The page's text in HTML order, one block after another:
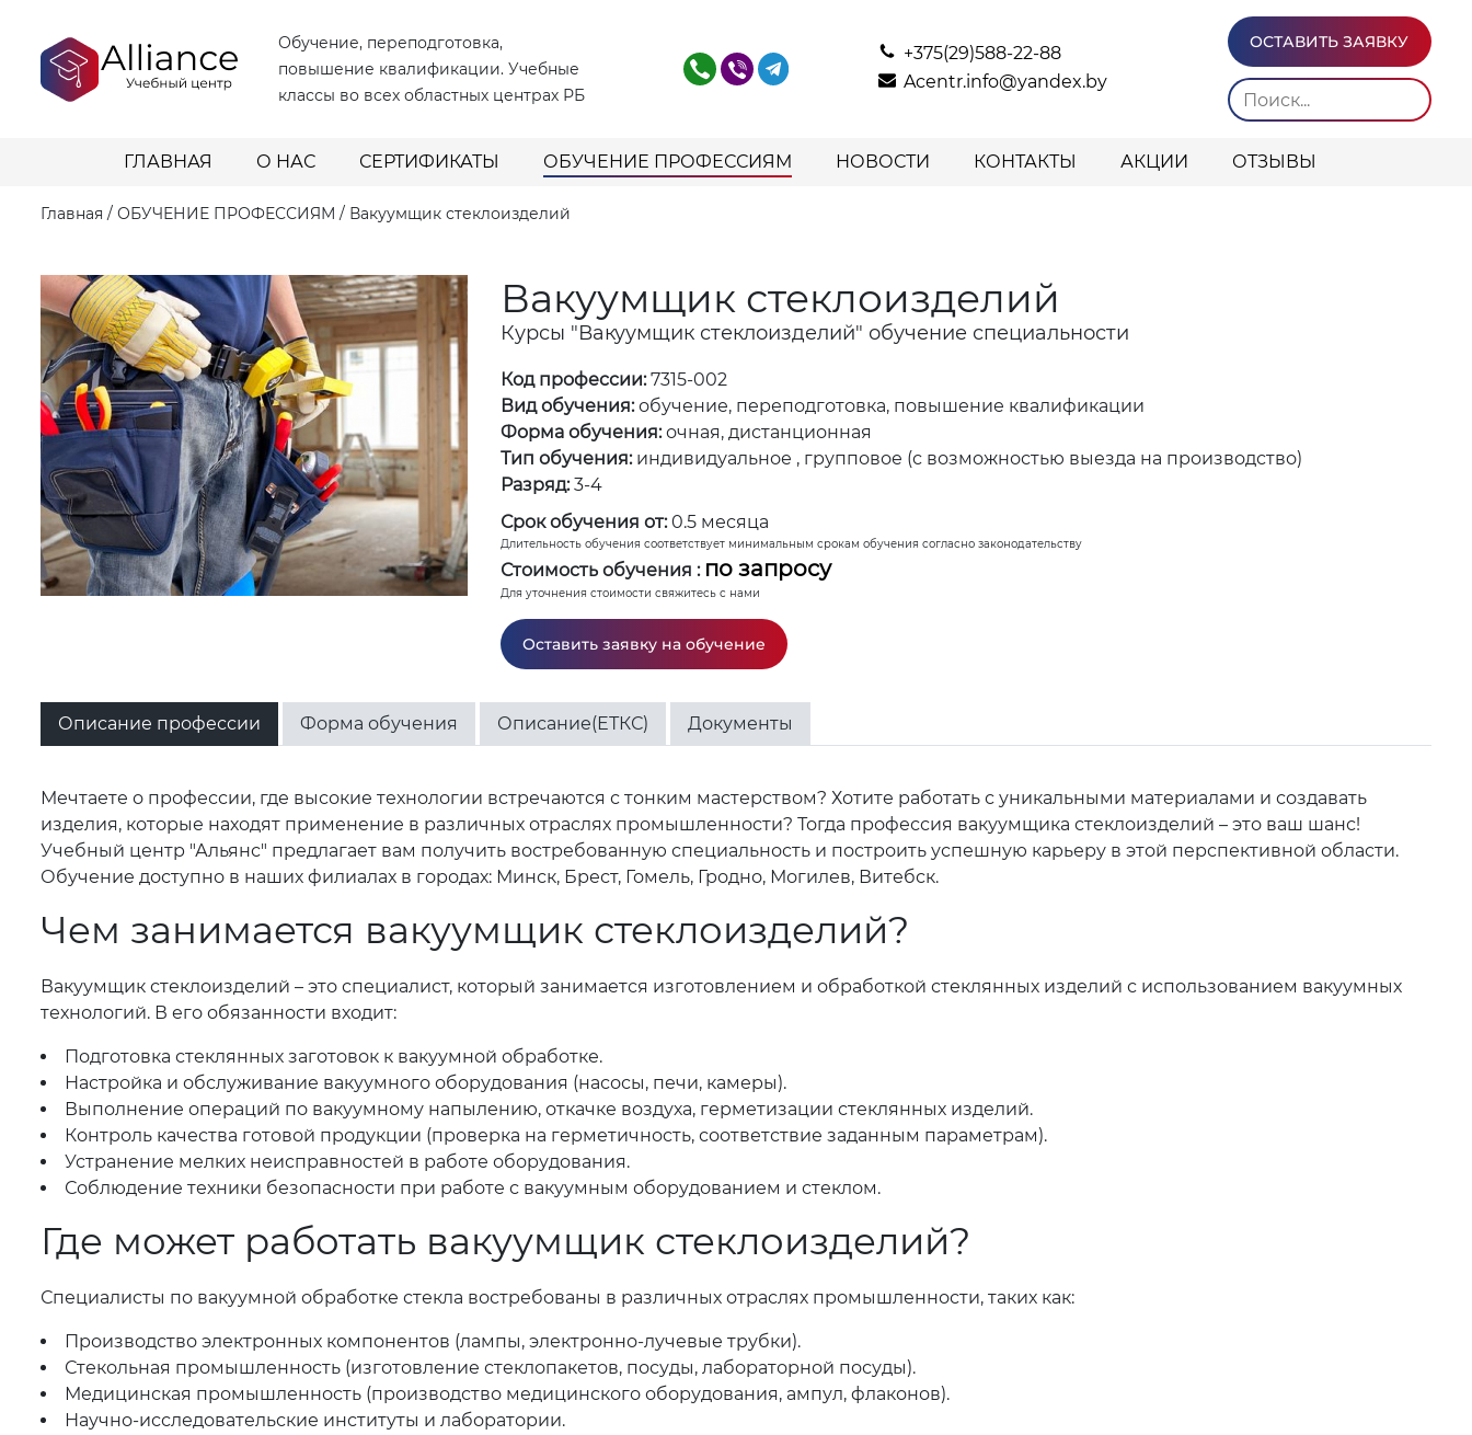
Обучение, переподготовка,
повышение квалификации. Учебные
классы во всех областных центрах РБ
+375(29)588-22-88
Acentr.info@yandex.by
ОСТАВИТЬ ЗАЯВКУ
ГЛАВНАЯ О НАС СЕРТИФИКАТЫ ОБУЧЕНИЕ ПРОФЕССИЯМ НОВОСТИ КОНТАКТЫ АКЦИИ ОТЗЫВЫ
Главная / ОБУЧЕНИЕ ПРОФЕССИЯМ / Вакуумщик стеклоизделий
Вакуумщик стеклоизделий
Курсы "Вакуумщик стеклоизделий" обучение специальности
Код профессии:7315-002
Вид обучения: обучение, переподготовка, повышение квалификации
Форма обучения: очная, дистанционная
Тип обучения: индивидуальное , групповое (с возможностью выезда на производство)
Разряд: 3-4
Срок обучения от: 0.5 месяца
Длительность обучения соответствует минимальным срокам обучения согласно законодательству
Стоимость обучения : по запросу
Для уточнения стоимости свяжитесь с нами
Оставить заявку на обучение
Описание профессии Форма обучения Описание(ЕТКС) Документы
Мечтаете о профессии, где высокие технологии встречаются с тонким мастерством? Хотите работать с уникальными материалами и создавать
изделия, которые находят применение в различных отраслях промышленности? Тогда профессия вакуумщика стеклоизделий – это ваш шанс!
Учебный центр "Альянс" предлагает вам получить востребованную специальность и построить успешную карьеру в этой перспективной области.
Обучение доступно в наших филиалах в городах: Минск, Брест, Гомель, Гродно, Могилев, Витебск.
Чем занимается вакуумщик стеклоизделий?
Вакуумщик стеклоизделий – это специалист, который занимается изготовлением и обработкой стеклянных изделий с использованием вакуумных
технологий. В его обязанности входит:
Подготовка стеклянных заготовок к вакуумной обработке.
Настройка и обслуживание вакуумного оборудования (насосы, печи, камеры).
Выполнение операций по вакуумному напылению, откачке воздуха, герметизации стеклянных изделий.
Контроль качества готовой продукции (проверка на герметичность, соответствие заданным параметрам).
Устранение мелких неисправностей в работе оборудования.
Соблюдение техники безопасности при работе с вакуумным оборудованием и стеклом.
Где может работать вакуумщик стеклоизделий?
Специалисты по вакуумной обработке стекла востребованы в различных отраслях промышленности, таких как:
Производство электронных компонентов (лампы, электронно-лучевые трубки).
Стекольная промышленность (изготовление стеклопакетов, посуды, лабораторной посуды).
Медицинская промышленность (производство медицинского оборудования, ампул, флаконов).
Научно-исследовательские институты и лаборатории.